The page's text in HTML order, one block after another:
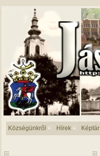
Községünkről Hírek Képtár